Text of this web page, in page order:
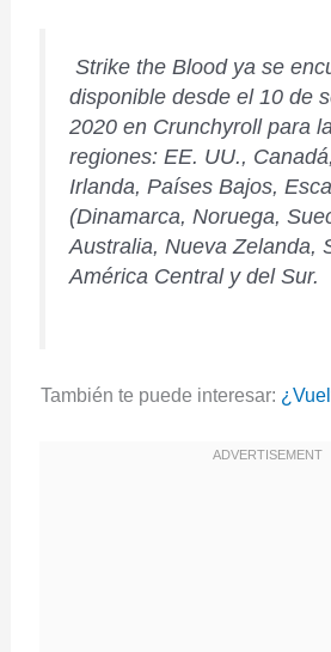
Strike the Blood ya se
disponible desde el 10 de
2020 en Crunchyroll para
regiones: EE. UU.,
Irlanda, Países Bajos,
(Dinamarca, Noruega,
Australia, Nueva Zelanda,
América Central y del Sur.
También te puede interesar: